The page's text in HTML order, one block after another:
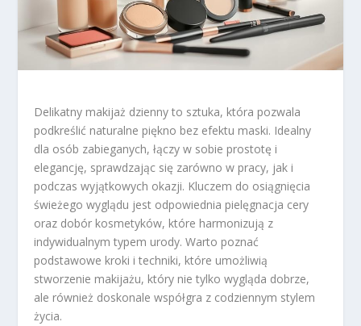
Delikatny makijaż dzienny to sztuka, która pozwala
podkreślić naturalne piękno bez efektu maski. Idealny
dla osób zabieganych, łączy w sobie prostotę i
elegancję, sprawdzając się zarówno w pracy, jak i
podczas wyjątkowych okazji. Kluczem do osiągnięcia
świeżego wyglądu jest odpowiednia pielęgnacja cery
oraz dobór kosmetyków, które harmonizują z
indywidualnym typem urody. Warto poznać
podstawowe kroki i techniki, które umożliwią
stworzenie makijażu, który nie tylko wygląda dobrze,
ale również doskonale współgra z codziennym stylem
życia.